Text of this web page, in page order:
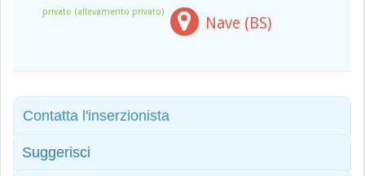
privato (allevamento privato)
Nave (BS)
Contatta l'inserzionista
Suggerisci